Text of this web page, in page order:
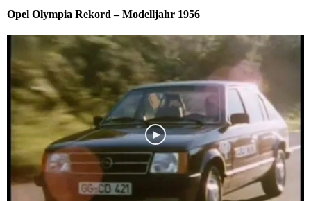
Opel Olympia Rekord – Modelljahr 1956